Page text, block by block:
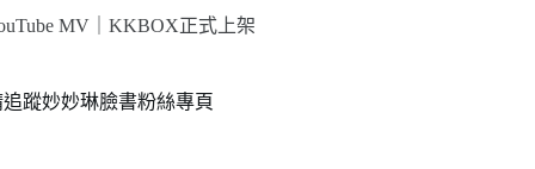
MV｜KKBOX正式上架
追蹤妙妙琳臉書粉絲專頁